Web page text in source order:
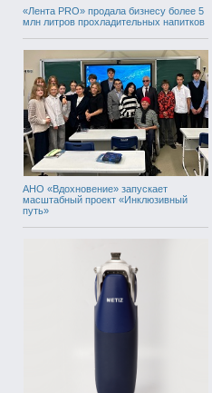
«Лента PRO» продала бизнесу более 5
млн литров прохладительных напитков
АНО «Вдохновение» запускает
масштабный проект «Инклюзивный
путь»